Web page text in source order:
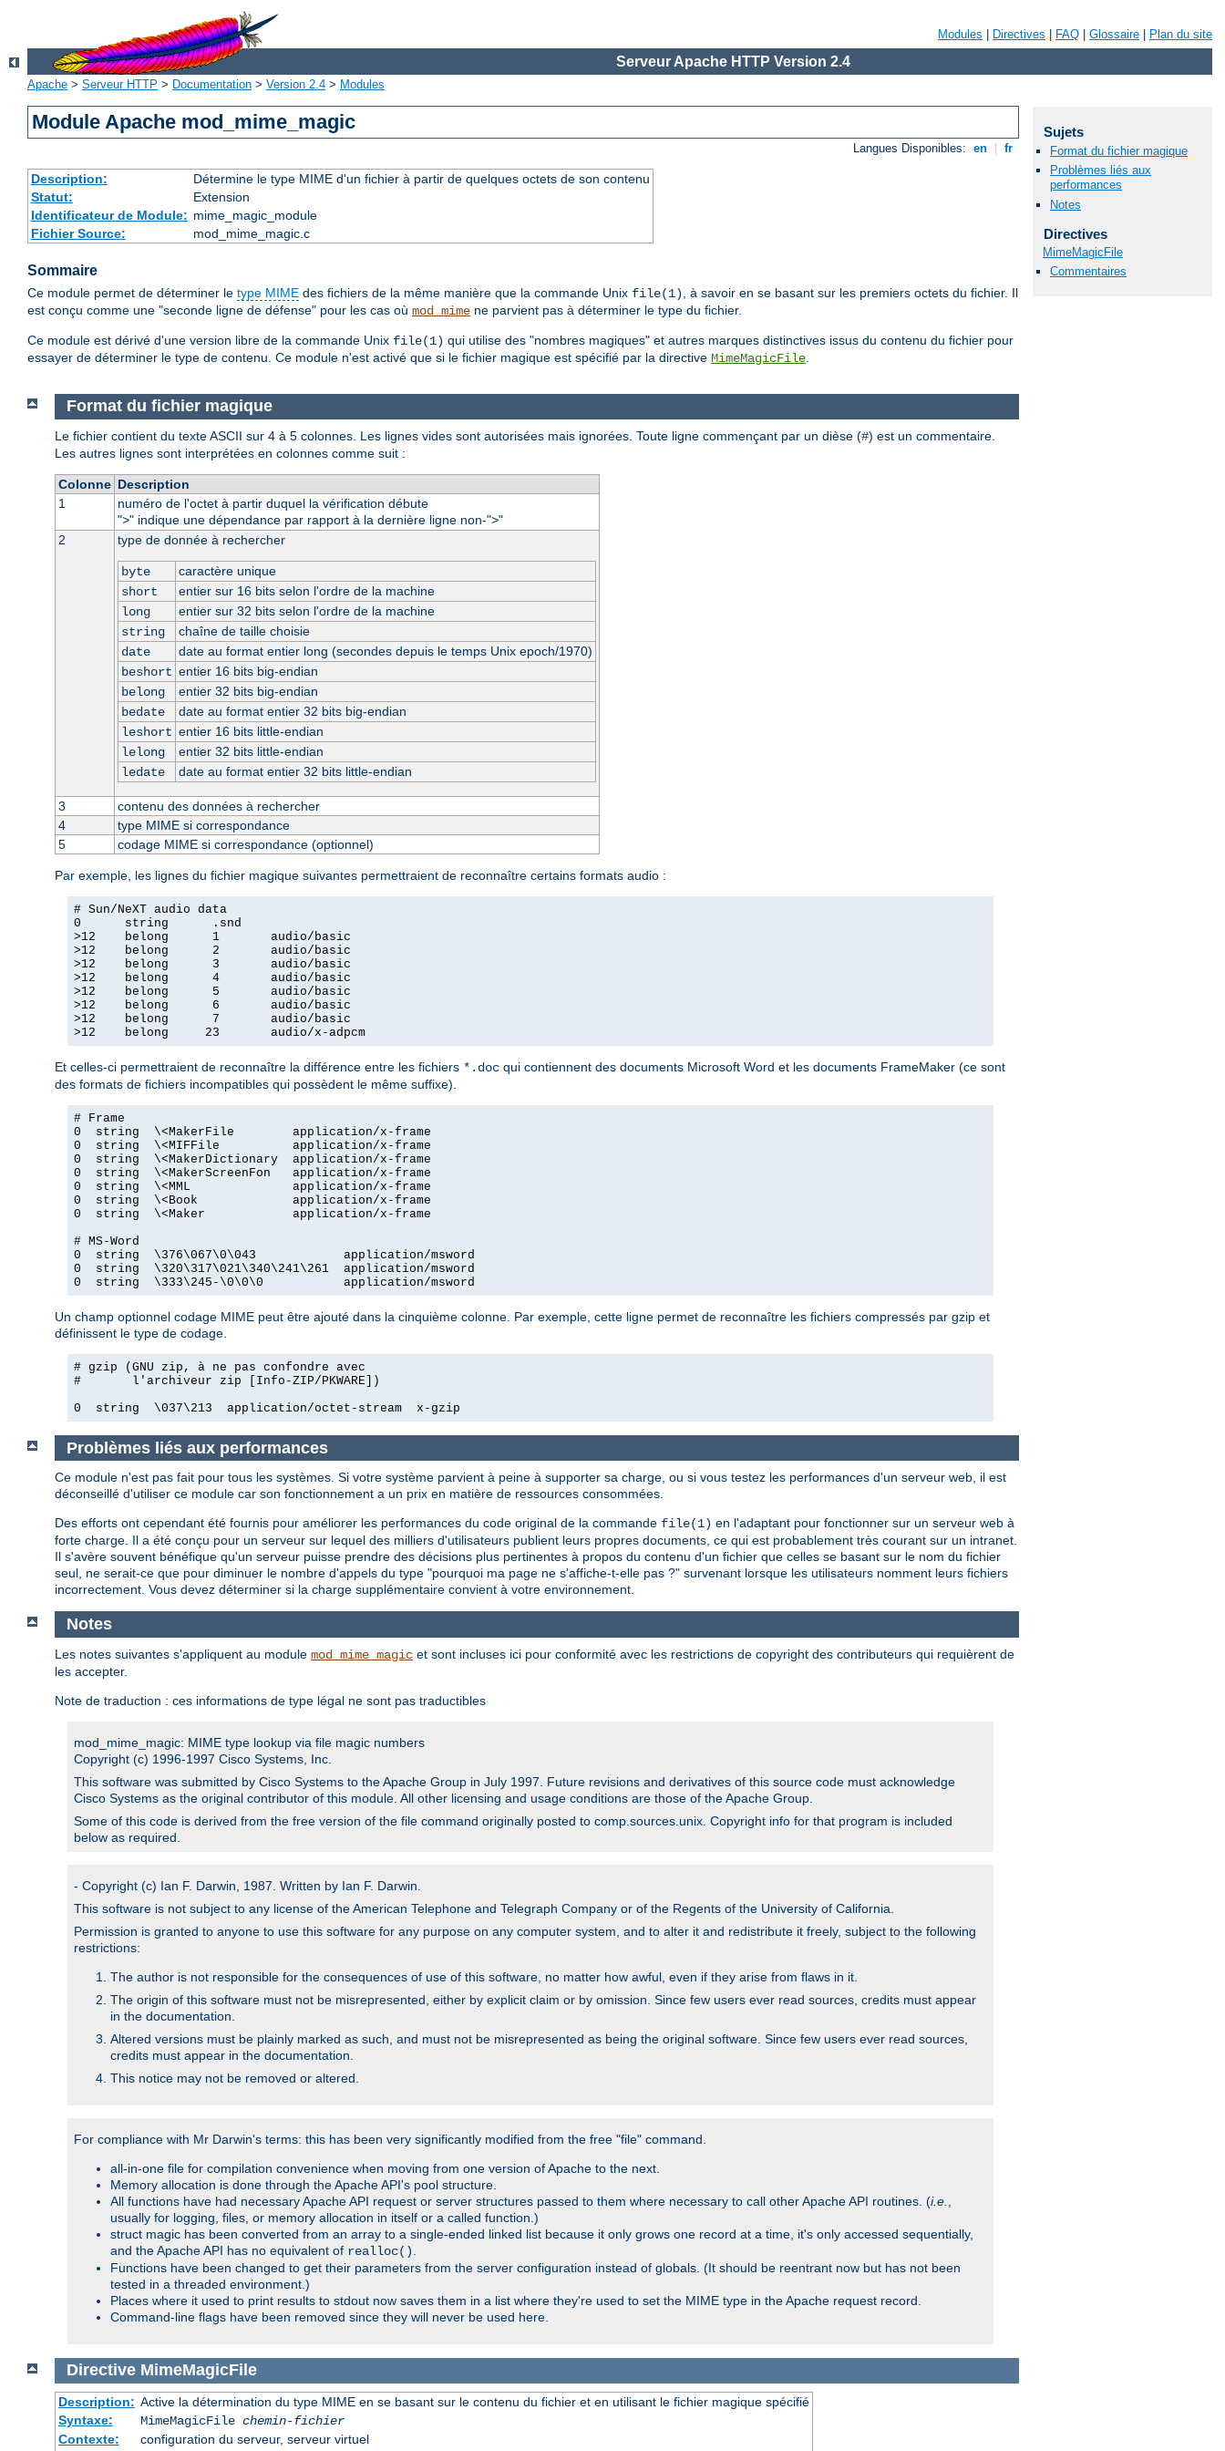
Modules Directives FAQ Glossaire Plan du site
Serveur Apache HTTP Version 2.4
Apache > Serveur HTTP > Documentation > Version 2.4 > Modules
Module Apache mod_mime_magic
Langues Disponibles: en fr
Description:
Détermine le type MIME d'un fichier à partir de quelques octets de son contenu
Statut:
Extension
Identificateur de Module: mime_magic_module
Fichier Source:
mod_mime_magic.c
Sommaire
Ce module permet de déterminer le type MIME des fichiers de la même manière que la commande Unix file(1), à savoir en se basant sur les premiers octets du fichier. Il
est conçu comme une "seconde ligne de défense" pour les cas où mod_mime ne parvient pas à déterminer le type du fichier.
Ce module est dérivé d'une version libre de la commande Unix file(1) qui utilise des "nombres magiques" et autres marques distinctives issus du contenu du fichier pour
essayer de déterminer le type de contenu. Ce module n'est activé que si le fichier magique est spécifié par la directive MimeMagicFile.
Sujets
Format du fichier magique
Problèmes liés aux
performances
Notes
Directives
MimeMagicFile
Commentaires
Format du fichier magique
Le fichier contient du texte ASCII sur 4 à 5 colonnes. Les lignes vides sont autorisées mais ignorées. Toute ligne commençant par un dièse (#) est un commentaire.
Les autres lignes sont interprétées en colonnes comme suit :
Colonne Description
1
numéro de l'octet à partir duquel la vérification débute
">" indique une dépendance par rapport à la dernière ligne non-">"
2
type de donnée à rechercher
byte
caractère unique
short
entier sur 16 bits selon l'ordre de la machine
long
entier sur 32 bits selon l'ordre de la machine
string
chaîne de taille choisie
date
date au format entier long (secondes depuis le temps Unix epoch/1970)
beshort entier 16 bits big-endian
belong
entier 32 bits big-endian
bedate
date au format entier 32 bits big-endian
leshort entier 16 bits little-endian
lelong
entier 32 bits little-endian
ledate
date au format entier 32 bits little-endian
3
contenu des données à rechercher
4
type MIME si correspondance
5
codage MIME si correspondance (optionnel)
Par exemple, les lignes du fichier magique suivantes permettraient de reconnaître certains formats audio :
# Sun/NeXT audio data
0      string      .snd
>12    belong      1       audio/basic
>12    belong      2       audio/basic
>12    belong      3       audio/basic
>12    belong      4       audio/basic
>12    belong      5       audio/basic
>12    belong      6       audio/basic
>12    belong      7       audio/basic
>12    belong     23       audio/x-adpcm
Et celles-ci permettraient de reconnaître la différence entre les fichiers *.doc qui contiennent des documents Microsoft Word et les documents FrameMaker (ce sont
des formats de fichiers incompatibles qui possèdent le même suffixe).
# Frame
0  string  \<MakerFile        application/x-frame
0  string  \<MIFFile          application/x-frame
0  string  \<MakerDictionary  application/x-frame
0  string  \<MakerScreenFon   application/x-frame
0  string  \<MML              application/x-frame
0  string  \<Book             application/x-frame
0  string  \<Maker            application/x-frame
# MS-Word
0  string  \376\067\0\043            application/msword
0  string  \320\317\021\340\241\261  application/msword
0  string  \333\245-\0\0\0           application/msword
Un champ optionnel codage MIME peut être ajouté dans la cinquième colonne. Par exemple, cette ligne permet de reconnaître les fichiers compressés par gzip et
définissent le type de codage.
# gzip (GNU zip, à ne pas confondre avec
#       l'archiveur zip [Info-ZIP/PKWARE])
0  string  \037\213  application/octet-stream  x-gzip
Problèmes liés aux performances
Ce module n'est pas fait pour tous les systèmes. Si votre système parvient à peine à supporter sa charge, ou si vous testez les performances d'un serveur web, il est
déconseillé d'utiliser ce module car son fonctionnement a un prix en matière de ressources consommées.
Des efforts ont cependant été fournis pour améliorer les performances du code original de la commande file(1) en l'adaptant pour fonctionner sur un serveur web à
forte charge. Il a été conçu pour un serveur sur lequel des milliers d'utilisateurs publient leurs propres documents, ce qui est probablement très courant sur un intranet.
Il s'avère souvent bénéfique qu'un serveur puisse prendre des décisions plus pertinentes à propos du contenu d'un fichier que celles se basant sur le nom du fichier
seul, ne serait-ce que pour diminuer le nombre d'appels du type "pourquoi ma page ne s'affiche-t-elle pas ?" survenant lorsque les utilisateurs nomment leurs fichiers
incorrectement. Vous devez déterminer si la charge supplémentaire convient à votre environnement.
Notes
Les notes suivantes s'appliquent au module mod_mime_magic et sont incluses ici pour conformité avec les restrictions de copyright des contributeurs qui requièrent de
les accepter.
Note de traduction : ces informations de type légal ne sont pas traductibles
mod_mime_magic: MIME type lookup via file magic numbers
Copyright (c) 1996-1997 Cisco Systems, Inc.
This software was submitted by Cisco Systems to the Apache Group in July 1997. Future revisions and derivatives of this source code must acknowledge
Cisco Systems as the original contributor of this module. All other licensing and usage conditions are those of the Apache Group.
Some of this code is derived from the free version of the file command originally posted to comp.sources.unix. Copyright info for that program is included
below as required.
- Copyright (c) Ian F. Darwin, 1987. Written by Ian F. Darwin.
This software is not subject to any license of the American Telephone and Telegraph Company or of the Regents of the University of California.
Permission is granted to anyone to use this software for any purpose on any computer system, and to alter it and redistribute it freely, subject to the following
restrictions:
The author is not responsible for the consequences of use of this software, no matter how awful, even if they arise from flaws in it.
The origin of this software must not be misrepresented, either by explicit claim or by omission. Since few users ever read sources, credits must appear
in the documentation.
Altered versions must be plainly marked as such, and must not be misrepresented as being the original software. Since few users ever read sources,
credits must appear in the documentation.
This notice may not be removed or altered.
For compliance with Mr Darwin's terms: this has been very significantly modified from the free "file" command.
all-in-one file for compilation convenience when moving from one version of Apache to the next.
Memory allocation is done through the Apache API's pool structure.
All functions have had necessary Apache API request or server structures passed to them where necessary to call other Apache API routines. (i.e.
usually for logging, files, or memory allocation in itself or a called function.)
struct magic has been converted from an array to a single-ended linked list because it only grows one record at a time, it's only accessed sequentially,
and the Apache API has no equivalent of realloc()
Functions have been changed to get their parameters from the server configuration instead of globals. (It should be reentrant now but has not been
tested in a threaded environment.)
Places where it used to print results to stdout now saves them in a list where they're used to set the MIME type in the Apache request record.
Command-line flags have been removed since they will never be used here.
Directive MimeMagicFile
Description: Active la détermination du type MIME en se basant sur le contenu du fichier et en utilisant le fichier magique spécifié
Syntaxe:
MimeMagicFile chemin-fichier
Contexte:
configuration du serveur, serveur virtuel